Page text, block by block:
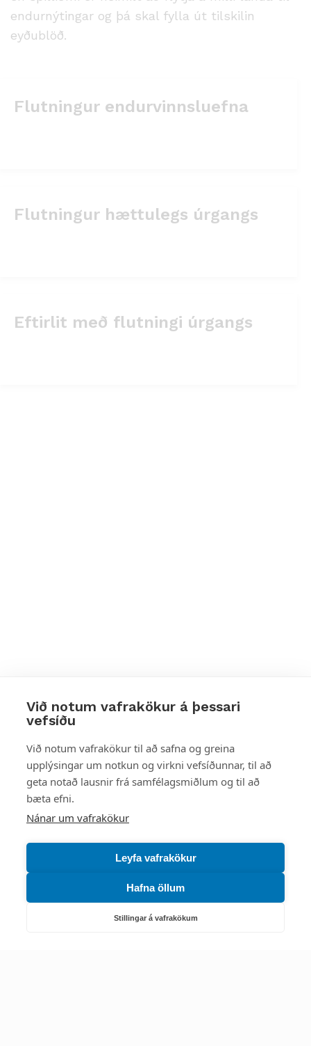
Við notum vafrakökur á þessari
vefsíðu
Við notum vafrakökur til að safna og greina
upplýsingar um notkun og virkni vefsíðunnar, til að
geta notað lausnir frá samfélagsmiðlum og til að
bæta efni.
Nánar um vafrakökur
Leyfa vafrakökur
Hafna öllum
Stillingar á vafrakökum
endurnýtingar og þá skal fylla út tilskilin
eyðublöð.
Flutningur endurvinnsluefna
Flutningur hættulegs úrgangs
Eftirlit með flutningi úrgangs
Styttu þér leið
Mest skoðað
Starfsstöðvar
Náttúruverndarstofnun
Veiðimál, friðlýst svæði, landvarsla og náttúruvernd